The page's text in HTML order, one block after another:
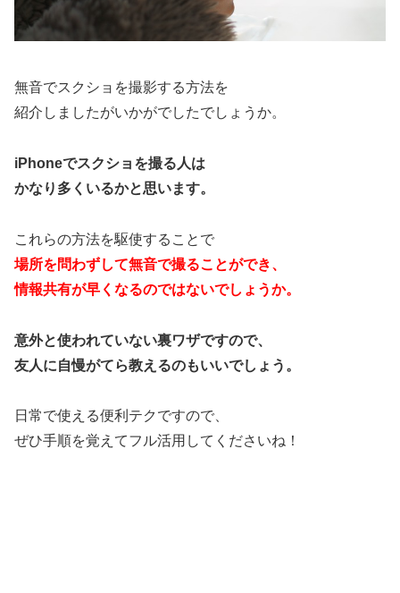
無音でスクショを撮影する方法を
紹介しましたがいかがでしたでしょうか。
iPhoneでスクショを撮る人は
かなり多くいるかと思います。
これらの方法を駆使することで
場所を問わずして無音で撮ることができ、
情報共有が早くなるのではないでしょうか。
意外と使われていない裏ワザですので、
友人に自慢がてら教えるのもいいでしょう。
日常で使える便利テクですので、
ぜひ手順を覚えてフル活用してくださいね！